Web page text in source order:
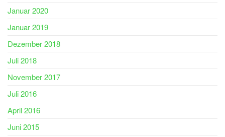
Januar 2020
Januar 2019
Dezember 2018
Juli 2018
November 2017
Juli 2016
April 2016
Juni 2015